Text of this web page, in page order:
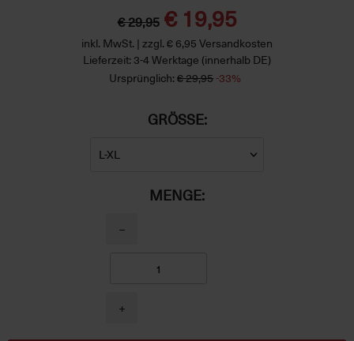
€ 29,95 € 19,95
inkl. MwSt. | zzgl. € 6,95 Versandkosten
Lieferzeit: 3-4 Werktage (innerhalb DE)
Ursprünglich: € 29,95-33%
GRÖSSE:
MENGE:
−
+